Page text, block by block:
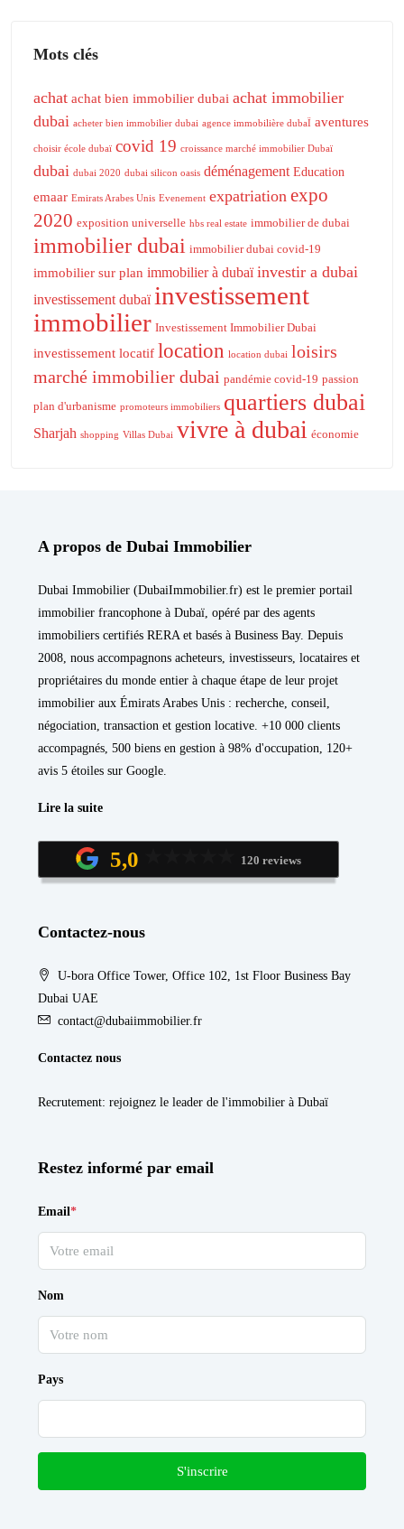
Mots clés
achat achat bien immobilier dubai achat immobilier
dubai acheter bien immobilier dubai agence immobilière dubaÏ aventures
choisir école dubaï covid 19 croissance marché immobilier Dubaï
dubai dubai 2020 dubai silicon oasis déménagement Education
emaar Emirats Arabes Unis Evenement expatriation expo
2020 exposition universelle hbs real estate immobilier de dubai
immobilier dubai immobilier dubai covid-19
immobilier sur plan immobilier à dubaï investir a dubai
investissement dubaï investissement
immobilier Investissement Immobilier Dubai
investissement locatif location location dubai loisirs
marché immobilier dubai pandémie covid-19 passion
plan d'urbanisme promoteurs immobiliers quartiers dubai
Sharjah shopping Villas Dubai vivre à dubai économie
A propos de Dubai Immobilier
Dubai Immobilier (DubaiImmobilier.fr) est le premier portail
immobilier francophone à Dubaï, opéré par des agents
immobiliers certifiés RERA et basés à Business Bay. Depuis
2008, nous accompagnons acheteurs, investisseurs, locataires et
propriétaires du monde entier à chaque étape de leur projet
immobilier aux Émirats Arabes Unis : recherche, conseil,
négociation, transaction et gestion locative. +10 000 clients
accompagnés, 500 biens en gestion à 98% d'occupation, 120+
avis 5 étoiles sur Google.
Lire la suite
5,0 120 reviews
Contactez-nous
U-bora Office Tower, Office 102, 1st Floor Business Bay
Dubai UAE
contact@dubaiimmobilier.fr
Contactez nous
Recrutement: rejoignez le leader de l'immobilier à Dubaï
Restez informé par email
Email*
Nom
Pays
S'inscrire